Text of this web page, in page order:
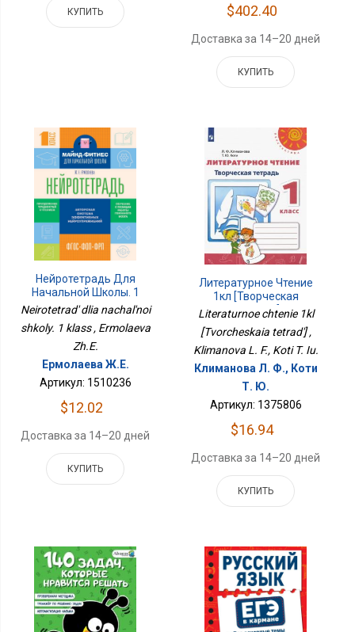
КУПИТЬ $402.40
Доставка за 14–20 дней
КУПИТЬ
Нейротетрадь Для
Начальной Школы. 1
Класс
Neirotetrad' dlia nachal'noi
shkoly. 1 klass , Ermolaeva
Zh.E.
Ермолаева Ж.Е.
Артикул: 1510236
$12.02
Доставка за 14–20 дней
КУПИТЬ
Литературное Чтение
1кл [Творческая
Тетрадь]
Literaturnoe chtenie 1kl
[Tvorcheskaia tetrad'] ,
Klimanova L. F., Koti T. Iu.
Климанова Л. Ф., Коти
Т. Ю.
Артикул: 1375806
$16.94
Доставка за 14–20 дней
КУПИТЬ